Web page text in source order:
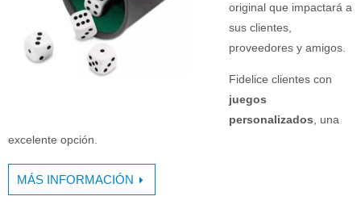
original que impactará a
sus clientes,
proveedores y amigos.
Fidelice clientes con
juegos
personalizados , una
excelente opción.
MÁS INFORMACIÓN